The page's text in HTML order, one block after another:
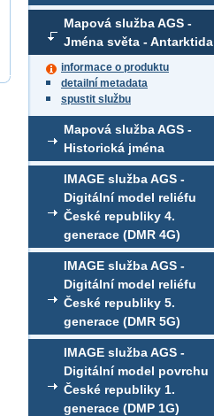
Mapová služba AGS -
Jména světa - Antarktida
informace o produktu
detailní metadata
spustit službu
Mapová služba AGS -
Historická jména
IMAGE služba AGS -
Digitální model reliéfu
České republiky 4.
generace (DMR 4G)
IMAGE služba AGS -
Digitální model reliéfu
České republiky 5.
generace (DMR 5G)
IMAGE služba AGS -
Digitální model povrchu
České republiky 1.
generace (DMP 1G)